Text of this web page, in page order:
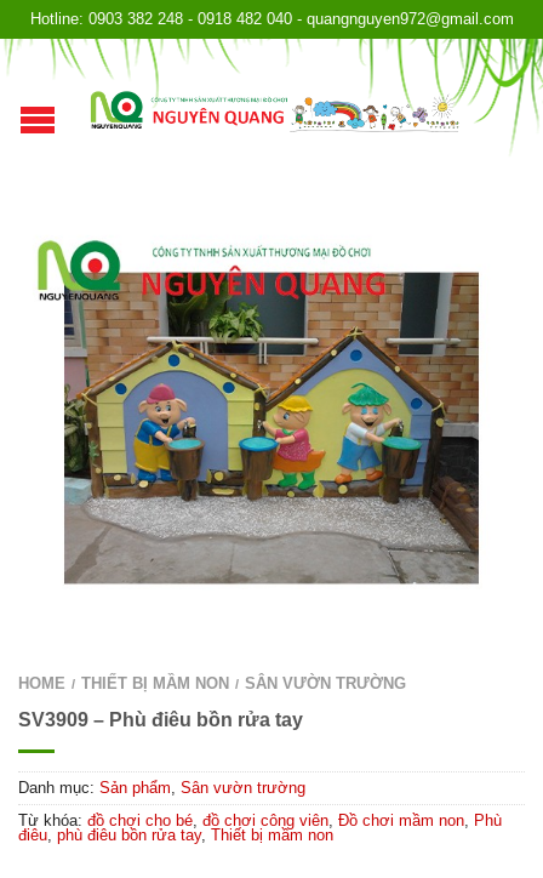
Hotline: 0903 382 248 - 0918 482 040 - quangnguyen972@gmail.com
HOME / THIẾT BỊ MẦM NON / SÂN VƯỜN TRƯỜNG
SV3909 – Phù điêu bồn rửa tay
Danh mục: Sản phẩm Sân vườn trường
Từ khóa: đồ chơi cho bé đồ chơi công viên Đồ chơi mầm non
Phù
điêu phù điêu bồn rửa tay, Thiết bị mầm non